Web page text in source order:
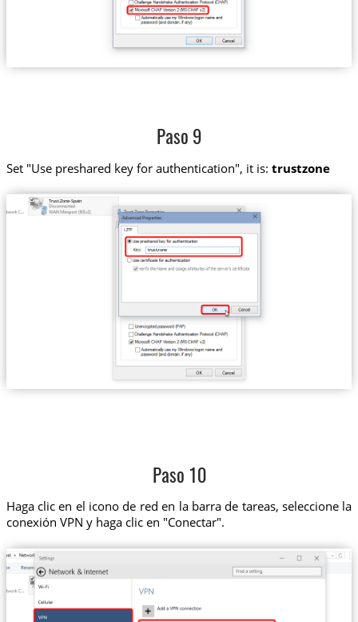
Paso 9
Set "Use preshared key for authentication", it is: trustzone
Trust.Zone-Spain
trustzone
Paso 10
Haga clic en el icono de red en la barra de tareas, seleccione la
conexión VPN y haga clic en "Conectar".